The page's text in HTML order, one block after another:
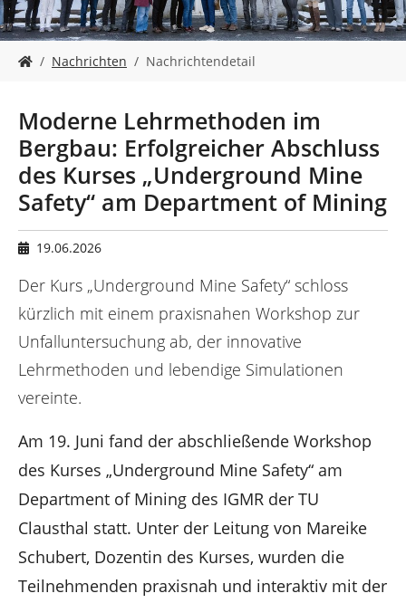
i
i
n
h
i
r
:
Nachrichten Nachrichtendetail
Moderne Lehrmethoden im
Bergbau: Erfolgreicher Abschluss
des Kurses „Underground Mine
Safety“ am Department of Mining
19.06.2026
Der Kurs „Underground Mine Safety“ schloss
kürzlich mit einem praxisnahen Workshop zur
Unfalluntersuchung ab, der innovative
Lehrmethoden und lebendige Simulationen
vereinte.
Am 19. Juni fand der abschließende Workshop
des Kurses „Underground Mine Safety“ am
Department of Mining des IGMR der TU
Clausthal statt. Unter der Leitung von Mareike
Schubert, Dozentin des Kurses, wurden die
Teilnehmenden praxisnah und interaktiv mit der